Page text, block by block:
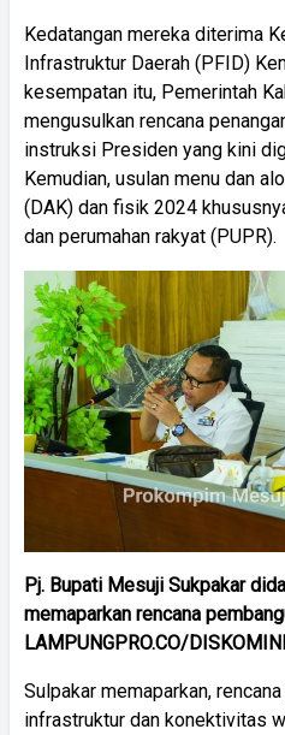
Kedatangan mereka diterima
Infrastruktur Daerah (PFID)
kesempatan itu, Pemerintah
mengusulkan rencana
instruksi Presiden yang kini
Kemudian, usulan menu dan
(DAK) dan fisik 2024
dan perumahan rakyat (PUPR).
Pj. Bupati Mesuji Sukpakar
memaparkan rencana
LAMPUNGPRO.CO/
Sulpakar memaparkan,
infrastruktur dan konektivitas